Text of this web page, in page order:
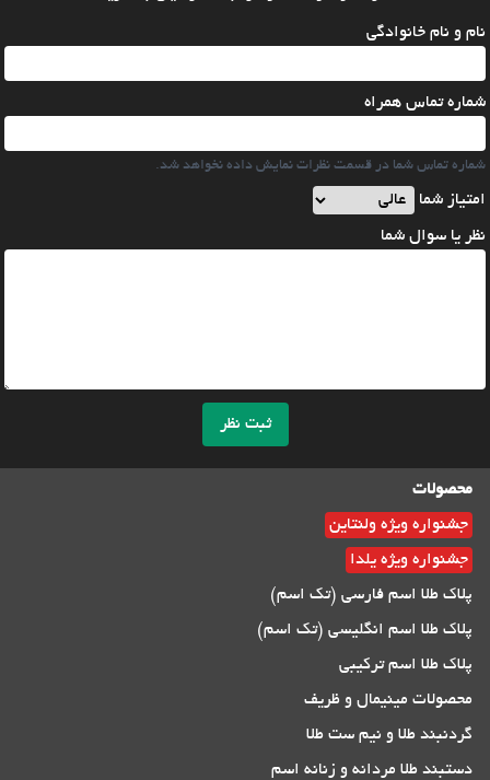
نام و نام خانوادگی
شماره تماس همراه
شماره تماس شما در قسمت نظرات نمایش داده نخواهد شد.
امتیاز شما
نظر یا سوال شما
ثبت نظر
محصولات
جشنواره ویژه ولنتاین
جشنواره ویژه یلدا
پلاک طلا اسم فارسی (تک اسم)
پلاک طلا اسم انگلیسی (تک اسم)
پلاک طلا اسم ترکیبی
محصولات مینیمال و ظریف
گردنبند طلا و نیم ست طلا
دستبند طلا مردانه و زنانه اسم